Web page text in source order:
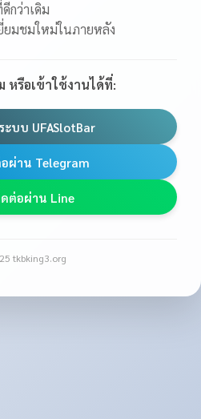
กว่าเดิม
ยมชมใหม่ในภายหลัง
หรือเข้าใช้งานได้ที่:
ะบบ UFASlotBar
ผ่าน Telegram
ต่อผ่าน Line
tkbking3.org